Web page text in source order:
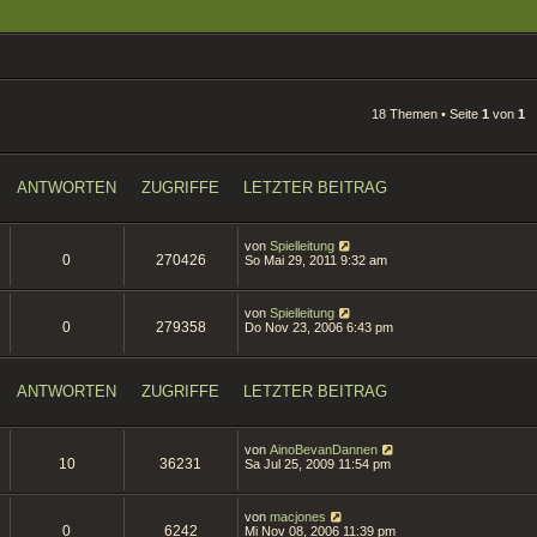
18 Themen • Seite 1 von 1
ANTWORTEN ZUGRIFFE LETZTER BEITRAG
0 270426
von Spielleitung
So Mai 29, 2011 9:32 am
0 279358
von Spielleitung
Do Nov 23, 2006 6:43 pm
ANTWORTEN ZUGRIFFE LETZTER BEITRAG
10 36231
von AinoBevanDannen
Sa Jul 25, 2009 11:54 pm
0 6242
von macjones
Mi Nov 08, 2006 11:39 pm